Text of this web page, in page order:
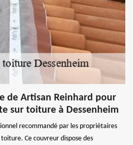
de Artisan Reinhard pour
sur toiture à Dessenheim
recommandé par les propriétaires
Ce couvreur dispose des